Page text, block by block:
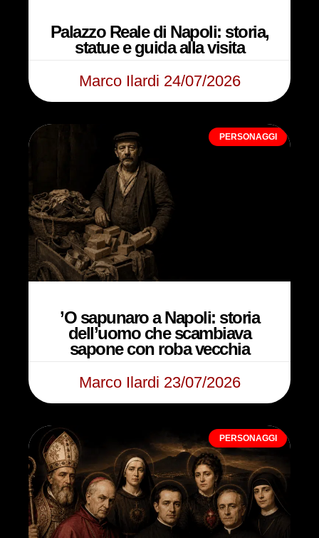
Palazzo Reale di Napoli: storia,
statue e guida alla visita
Marco Ilardi 24/07/2026
PERSONAGGI
’O sapunaro a Napoli: storia
dell’uomo che scambiava
sapone con roba vecchia
Marco Ilardi 23/07/2026
PERSONAGGI